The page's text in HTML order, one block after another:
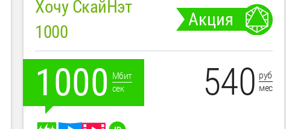
Хочу СкайНэт
1000
Акция
1000 Мбит
сек
540 руб
мес